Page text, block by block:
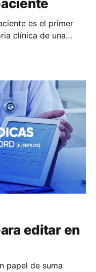
es el primer
clínica de una
profesional de
la fecha de
editar en
papel de suma